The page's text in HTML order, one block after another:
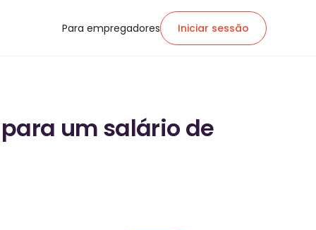
Para empregadores Iniciar sessão
um salário de